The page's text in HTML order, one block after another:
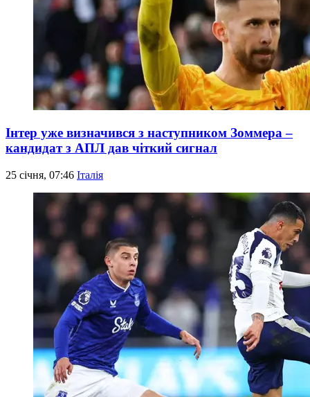
Інтер уже визначився з наступником Зоммера –
кандидат з АПЛ дав чіткий сигнал
25 січня, 07:46 Італія